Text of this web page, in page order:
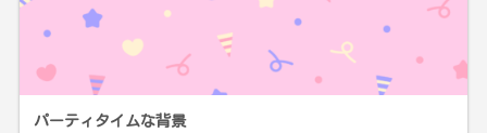
パーティタイムな背景